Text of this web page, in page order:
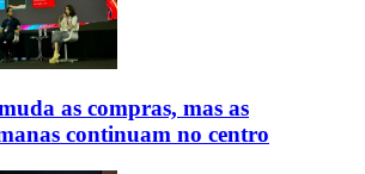
as compras, mas as
continuam no centro